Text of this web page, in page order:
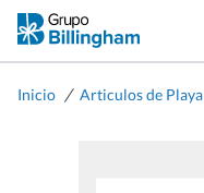
Inicio / Articulos de Playa